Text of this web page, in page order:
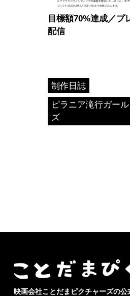
目標額70%達成／プ
配信
制作日誌
ピラニア滝行ガール
ズ
映画会社ことだまピクチャーズの公